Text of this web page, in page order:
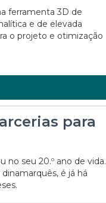
ferramenta 3D de
e de elevada
o projeto e otimização
para
no seu 20.º ano de vida.
é já há